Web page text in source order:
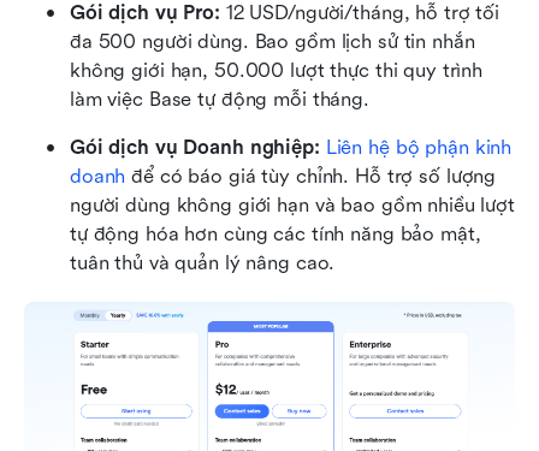
Gói dịch vụ Pro: 12 USD/người/tháng, hỗ trợ tối
đa 500 người dùng. Bao gồm lịch sử tin nhắn
không giới hạn, 50.000 lượt thực thi quy trình
làm việc Base tự động mỗi tháng.
Gói dịch vụ Doanh nghiệp: Liên hệ bộ phận kinh
doanh để có báo giá tùy chỉnh. Hỗ trợ số lượng
người dùng không giới hạn và bao gồm nhiều lượt
tự động hóa hơn cùng các tính năng bảo mật,
tuân thủ và quản lý nâng cao.